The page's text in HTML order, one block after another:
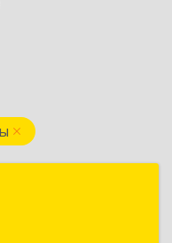
- Чувашия,